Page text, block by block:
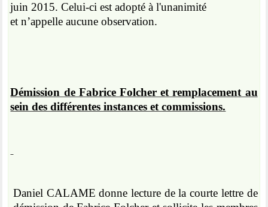
juin 2015. Celui-ci est adopté à l'unanimité
et n’appelle aucune observation.
Démission de Fabrice Folcher et remplacement au
sein des différentes instances et commissions.
Daniel CALAME donne lecture de la courte lettre de